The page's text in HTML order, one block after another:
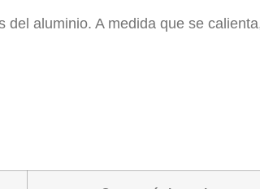
aluminio. A medida que se